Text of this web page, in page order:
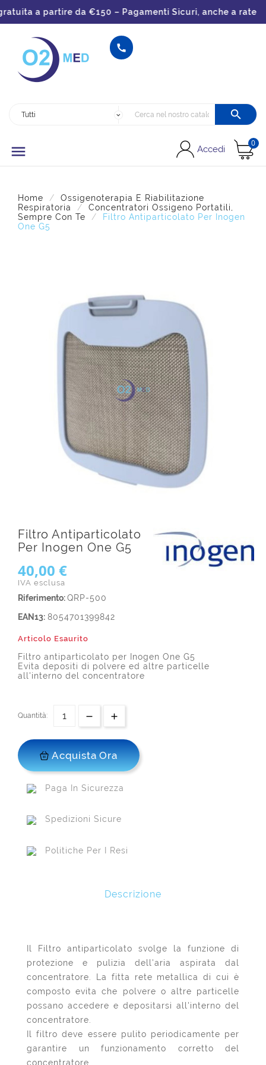
a partire da €150 – Pagamenti Sicuri, anche a rate


 Accedi
0
Home
Ossigenoterapia E Riabilitazione
Respiratoria
Concentratori Ossigeno Portatili,
Sempre Con Te
Filtro Antiparticolato Per Inogen
One G5
Filtro Antiparticolato
Per Inogen One G5
40,00 €
IVA esclusa
Riferimento:QRP-500
EAN13: 8054701399842
Articolo Esaurito
Filtro antiparticolato per Inogen One G5
Evita depositi di polvere ed altre particelle
all'interno del concentratore
Quantità:
Acquista Ora
Paga In Sicurezza
Spedizioni Sicure
Politiche Per I Resi
Descrizione
Il Filtro antiparticolato svolge la funzione di
protezione e pulizia dell'aria aspirata dal
concentratore. La fitta rete metallica di cui è
composto evita che polvere o altre particelle
possano accedere e depositarsi all'interno del
concentratore.
Il filtro deve essere pulito periodicamente per
garantire un funzionamento corretto del
concentratore.